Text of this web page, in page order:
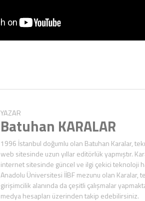
YAZAR
Batuhan KARALAR
1996 İstanbul doğumlu olan Batuhan Karalar,
web sitesinde uzun yıllar editörlük yapmıştır.
internet sitesinde güncel ve ilgi çekici teknoloji
Anadolu Üniversitesi İİBF mezunu olan Karalar,
girişimcilik alanında da çeşitli çalışmalar
medya hesapları üzerinden takip edebilirsiniz.